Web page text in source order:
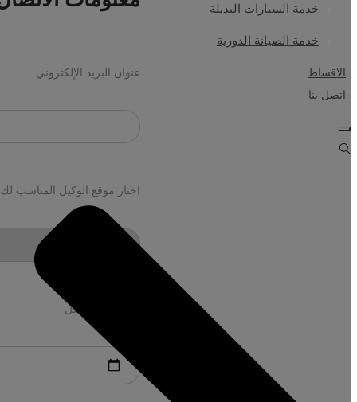
خدمة السيارات البديلة
خدمة الصيانة الدورية
الاقساط
اتصل بنا
عنوان البريد الإلكتروني
اختار موقع الوكيل المناسب لك